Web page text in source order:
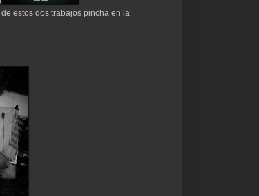
estos dos trabajos pincha en la